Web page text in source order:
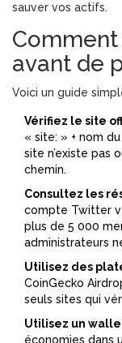
sauver vos actifs.
avant de
Voici un guide
Vérifiez le site
« site: » + nom
site n’existe pas
chemin.
Consultez les
compte Twitter
plus de 5 000
administrateurs
Utilisez des
CoinGecko
seuls sites qui
Utilisez un
économies dans